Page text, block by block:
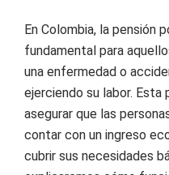
En Colombia, la pensión
fundamental para
una enfermedad o
ejerciendo su labor. Esta
asegurar que las
contar con un ingreso
cubrir sus necesidades